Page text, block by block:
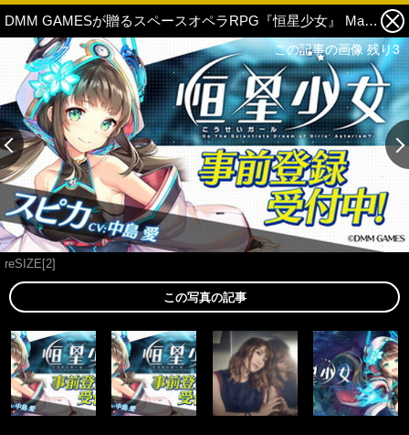
DMM GAMESが贈るスペースオペラRPG『恒星少女』 May’n「Starring」をオープニングムービーと共に銀河系初公開！！ 1枚目の写真・画像
reSIZE[2]
この記事の画像 残り3
この写真の記事
この記事の画像 残り3